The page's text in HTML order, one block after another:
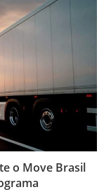
o Move Brasil